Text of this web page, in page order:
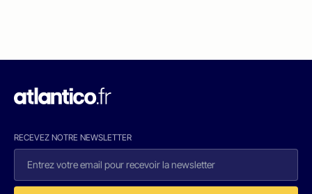
RECEVEZ NOTRE NEWSLETTER